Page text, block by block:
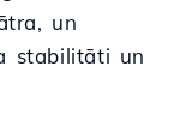
un
stabilitāti un